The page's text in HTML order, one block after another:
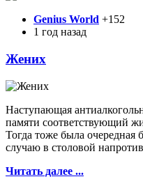
Genius World +152
1 год назад
Жених
Наступающая
памяти соответствующий
Тогда тоже была очередная
случаю в столовой
Читать далее ...